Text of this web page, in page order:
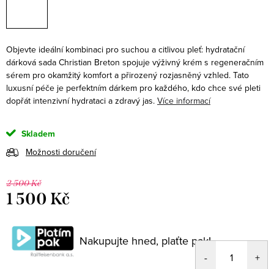
Objevte ideální kombinaci pro suchou a citlivou pleť: hydratační
dárková sada Christian Breton spojuje výživný krém s regeneračním
sérem pro okamžitý komfort a přirozený rozjasněný vzhled. Tato
luxusní péče je perfektním dárkem pro každého, kdo chce své pleti
dopřát intenzivní hydrataci a zdravý jas. Více informací
Skladem
Možnosti doručení
2 500 Kč
1 500 Kč
cena:
Nakupujte hned, plaťte pak!